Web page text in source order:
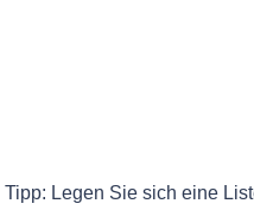
Tipp: Legen Sie sich eine